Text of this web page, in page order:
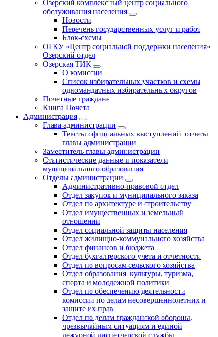
Озерский комплексный центр социального
обслуживания населения
Новости
Перечень государственных услуг и работ
Блок-схемы
ОГКУ «Центр социальной поддержки населения»
Озерский отдел
Озерская ТИК
О комиссии
Список избирательных участков и схемы
одномандатных избирательных округов
Почетные граждане
Книга Почета
Администрация
Глава администрации
Тексты официальных выступлений, отчеты
главы администрации
Заместитель главы администрации
Статистические данные и показатели
муниципального образования
Отделы администрации
Административно-правовой отдел
Отдел закупок и муниципального заказа
Отдел по архитектуре и строительству
Отдел имущественных и земельный
отношений
Отдел социальной защиты населения
Отдел жилищно-коммунального хозяйства
Отдел финансов и бюджета
Отдел бухгалтерского учета и отчетности
Отдел по вопросам сельского хозяйства
Отдел образования, культуры, туризма,
спорта и молодежной политики
Отдел по обеспечению деятельности
комиссии по делам несовершеннолетних и
защите их прав
Отдел по делам гражданской обороны,
чрезвычайным ситуациям и единой
дежурной диспетчерской службы